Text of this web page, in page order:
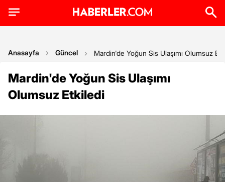
Anasayfa Güncel Mardin'de Yoğun Sis Ulaşımı Olumsuz
Mardin'de Yoğun Sis Ulaşımı
Olumsuz Etkiledi